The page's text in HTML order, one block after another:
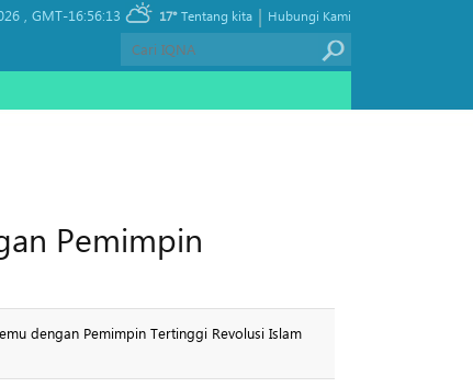
, GMT-16:56:13 17° Hubungi Kami
|
Tentang kita
Pemimpin
dengan Pemimpin Tertinggi Revolusi Islam